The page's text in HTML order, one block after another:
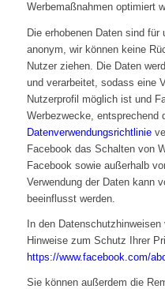
Werbemaßnahmen optimiert
Die erhobenen Daten sind
anonym, wir können keine
Nutzer ziehen. Die Daten
und verarbeitet, sodass eine
Nutzerprofil möglich ist und
Werbezwecke, entsprechend
Datenverwendungsrichtlinie
Facebook das Schalten von
Facebook sowie außerhalb
Verwendung der Daten kann
beeinflusst werden.
In den
Hinweise zum Schutz Ihrer
https://www.facebook.com/
Sie können außerdem die